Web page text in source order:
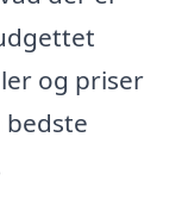
og priser